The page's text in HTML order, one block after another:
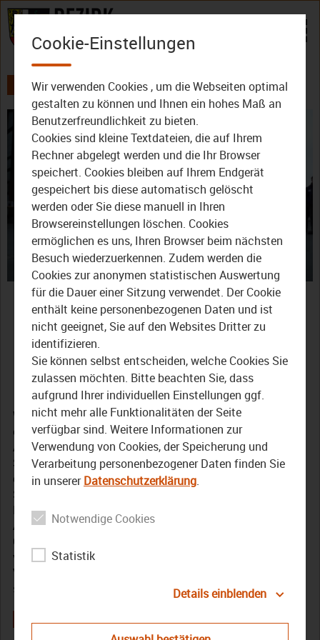
Zum Inhalt
AKTUELLES ALLE VIDEOS DER BEZIRK - DAS MAGAZIN
Video
Der Bezirk – Das Magazin:
Roboter in der
Landwirtschaft
16. September 2025
Wir sind beim Startschuss für das Projekt FillA, bei dem
es darum geht Feldrobotik in die Landwirtschaftliche
Ausbildung zu integrieren. Außerdem geht es in der
Septemberausgabe von „Der Bezirk – Das Magazin“ um
die Eröffnung der bayerischen Karpfensaison am
Spitalweiher in Baunach, Pflegeschülerinnen des
Bezirksklinikums Obermain berichten über ihre
Auslandserfahrungen, bei denen sie in andere
Gesundheitssysteme schnuppern durfte, und wir blicken
vorab auf das Programm des 36. Oberfränkischen
Volksmusikfestes, das am 21. September in Ebensfeld
stattfindet.
Cookie-Einstellungen
Wir verwenden Cookies , um die Webseiten optimal
gestalten zu können und Ihnen ein hohes Maß an
Benutzerfreundlichkeit zu bieten.
Cookies sind kleine Textdateien, die auf Ihrem
Rechner abgelegt werden und die Ihr Browser
speichert. Cookies bleiben auf Ihrem Endgerät
gespeichert bis diese automatisch gelöscht
werden oder Sie diese manuell in Ihren
Browsereinstellungen löschen. Cookies
ermöglichen es uns, Ihren Browser beim nächsten
Besuch wiederzuerkennen. Zudem werden die
Cookies zur anonymen statistischen Auswertung
für die Dauer einer Sitzung verwendet. Der Cookie
enthält keine personenbezogenen Daten und ist
nicht geeignet, Sie auf den Websites Dritter zu
identifizieren.
Sie können selbst entscheiden, welche Cookies Sie
zulassen möchten. Bitte beachten Sie, dass
aufgrund Ihrer individuellen Einstellungen ggf.
nicht mehr alle Funktionalitäten der Seite
verfügbar sind. Weitere Informationen zur
Verwendung von Cookies, der Speicherung und
Verarbeitung personenbezogener Daten finden Sie
in unsererDatenschutzerklärung.
Notwendige Cookies
Statistik
Details einblenden